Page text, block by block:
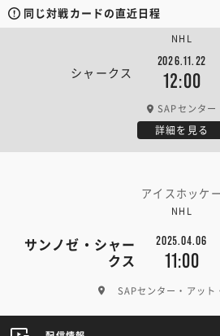
同じ対戦カードの直近日程
シャークス
2026.11.22
12:00
NHL
SAPセンター
詳細を見る
アイスホッケー
NHL
サンノゼ・シャー
クス
2025.04.06
11:00
SAPセンター・アット